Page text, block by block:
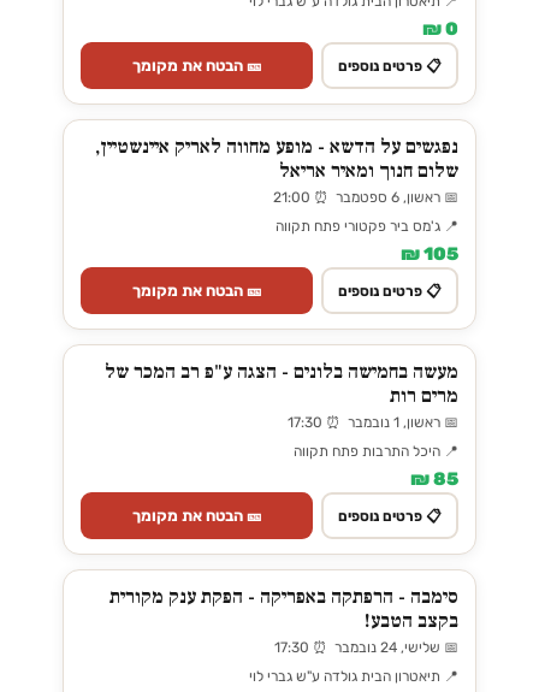
0 ₪
📋 פרטים נוספים 🎫 הבטח את מקומך
נפגשים על הדשא - מופע מחווה לאריק איינשטיין,
שלום חנוך ומאיר אריאל
📅 ראשון, 6 ספטמבר ⏰ 21:00
📍 ג'מס ביר פקטורי פתח תקווה
105 ₪
📋 פרטים נוספים 🎫 הבטח את מקומך
מעשה בחמישה בלונים - הצגה ע"פ רב המכר של
מרים רות
📅 ראשון, 1 נובמבר ⏰ 17:30
📍 היכל התרבות פתח תקווה
85 ₪
📋 פרטים נוספים 🎫 הבטח את מקומך
סימבה - הרפתקה באפריקה - הפקת ענק מקורית
בקצב הטבע!
📅 שלישי, 24 נובמבר ⏰ 17:30
📍 תיאטרון הבית גולדה ע"ש גברי לוי